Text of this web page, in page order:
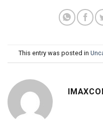
This entry was posted in